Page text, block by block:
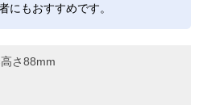
にもおすすめです。
さ88mm